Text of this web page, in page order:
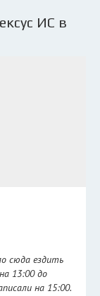
ИС в
сюда ездить
13:00 до
на 15:00.